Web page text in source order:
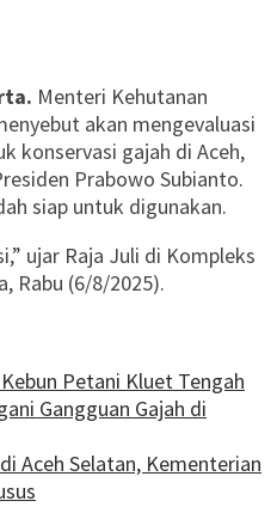
Menteri Kehutanan
akan mengevaluasi
konservasi gajah di Aceh,
Prabowo Subianto.
siap untuk digunakan.
ujar Raja Juli di Kompleks
Rabu (6/8/2025).
Petani Kluet Tengah
Gangguan Gajah di
Aceh Selatan, Kementerian